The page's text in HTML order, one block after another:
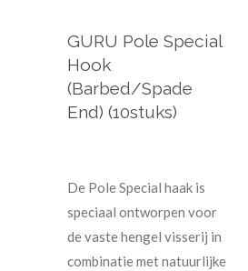
GURU Pole Special
Hook
(Barbed/Spade
End) (10stuks)
De Pole Special haak is
speciaal ontworpen voor
de vaste hengel visserij in
combinatie met natuurlijke